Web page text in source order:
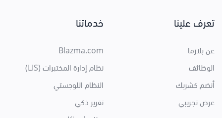
تعرف علينا
عن بلازما
الوظائف
أنضم كشريك
عرض تجريبي
خدماتنا
Blazma.com
نظام إدارة المختبرات (LIS)
النظام اللوجستي
تقرير ذكي